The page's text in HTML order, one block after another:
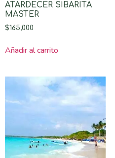
ATARDECER SIBARITA
MASTER
$165,000
Añadir al carrito